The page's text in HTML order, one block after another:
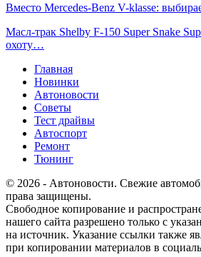
Вместо Mercedes-Benz V-klasse:
Масл-трак Shelby F-150 Super Snake
охоту…
Главная
Новинки
Автоновости
Советы
Тест драйвы
Автоспорт
Ремонт
Тюнинг
© 2026 - Автоновости. Свежие
права защищены.
Свободное копирование и
нашего сайта разрешено только с
на источник. Указание ссылки также
при копировании материалов в